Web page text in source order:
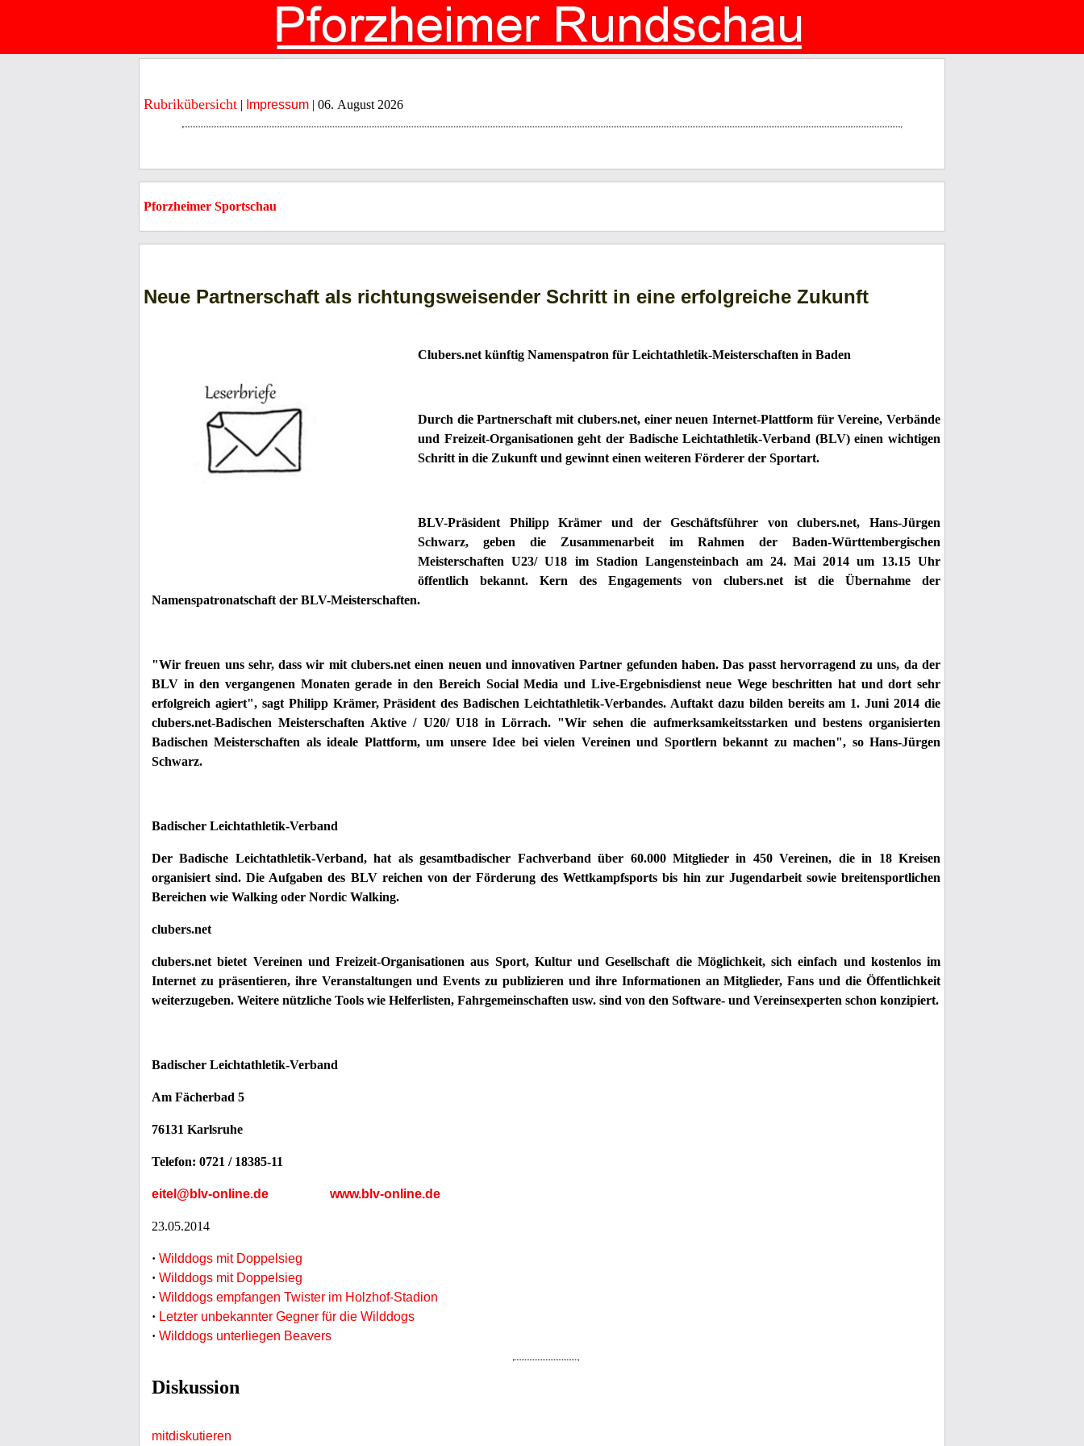
Rubrikübersicht | Impressum | 06. August 2026
Pforzheimer Sportschau
Neue Partnerschaft als richtungsweisender Schritt in eine erfolgreiche Zukunft
Clubers.net künftig Namenspatron für Leichtathletik-Meisterschaften in Baden
Durch die Partnerschaft mit clubers.net, einer neuen Internet-Plattform für Vereine, Verbände
und Freizeit-Organisationen geht der Badische Leichtathletik-Verband (BLV) einen wichtigen
Schritt in die Zukunft und gewinnt einen weiteren Förderer der Sportart.
BLV-Präsident Philipp Krämer und der Geschäftsführer von clubers.net, Hans-Jürgen
Schwarz, geben die Zusammenarbeit im Rahmen der Baden-Württembergischen
Meisterschaften U23/ U18 im Stadion Langensteinbach am 24. Mai 2014 um 13.15 Uhr
öffentlich bekannt. Kern des Engagements von clubers.net ist die Übernahme der
Namenspatronatschaft der BLV-Meisterschaften.
"Wir freuen uns sehr, dass wir mit clubers.net einen neuen und innovativen Partner gefunden haben. Das passt hervorragend zu uns, da der
BLV in den vergangenen Monaten gerade in den Bereich Social Media und Live-Ergebnisdienst neue Wege beschritten hat und dort sehr
erfolgreich agiert", sagt Philipp Krämer, Präsident des Badischen Leichtathletik-Verbandes. Auftakt dazu bilden bereits am 1. Juni 2014 die
clubers.net-Badischen Meisterschaften Aktive / U20/ U18 in Lörrach. "Wir sehen die aufmerksamkeitsstarken und bestens organisierten
Badischen Meisterschaften als ideale Plattform, um unsere Idee bei vielen Vereinen und Sportlern bekannt zu machen", so Hans-Jürgen
Schwarz.
Badischer Leichtathletik-Verband
Der Badische Leichtathletik-Verband, hat als gesamtbadischer Fachverband über 60.000 Mitglieder in 450 Vereinen, die in 18 Kreisen
organisiert sind. Die Aufgaben des BLV reichen von der Förderung des Wettkampfsports bis hin zur Jugendarbeit sowie breitensportlichen
Bereichen wie Walking oder Nordic Walking.
clubers.net
clubers.net bietet Vereinen und Freizeit-Organisationen aus Sport, Kultur und Gesellschaft die Möglichkeit, sich einfach und kostenlos im
Internet zu präsentieren, ihre Veranstaltungen und Events zu publizieren und ihre Informationen an Mitglieder, Fans und die Öffentlichkeit
weiterzugeben. Weitere nützliche Tools wie Helferlisten, Fahrgemeinschaften usw. sind von den Software- und Vereinsexperten schon konzipiert.
Badischer Leichtathletik-Verband
Am Fächerbad 5
76131 Karlsruhe
Telefon: 0721 / 18385-11
eitel@blv-online.de www.blv-online.de
23.05.2014
· Wilddogs mit Doppelsieg
· Wilddogs mit Doppelsieg
· Wilddogs empfangen Twister im Holzhof-Stadion
· Letzter unbekannter Gegner für die Wilddogs
· Wilddogs unterliegen Beavers
Diskussion
mitdiskutieren